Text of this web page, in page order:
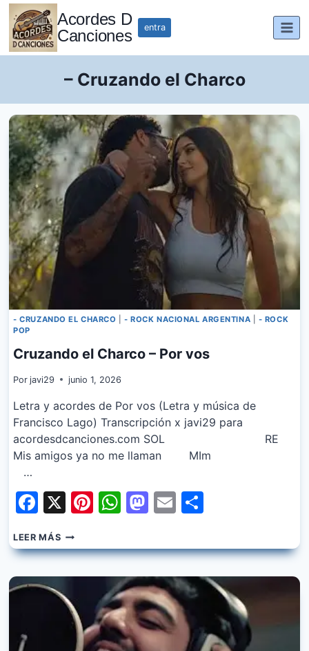
Saltar
contenido
Acordes D
Canciones
entra
– Cruzando el Charco
- CRUZANDO EL CHARCO |- ROCK NACIONAL ARGENTINA
- ROCK
POP
Cruzando el Charco – Por vos
Por javi29 junio 1, 2026
Letra y acordes de Por vos (Letra y música de
Francisco Lago) Transcripción x javi29 para
acordesdcanciones.com SOL RE
Mis amigos ya no me llaman MIm
…
Facebook
X Pinterest
WhatsApp
Mastodon
Email
LEER MÁSCRUZANDO
EL
CHARCO
VOS